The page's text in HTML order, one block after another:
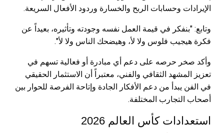
الإيرادات وحسابات الربح والخسارة وردود الأفعال السريعة.
وتابع: "بنفكر في قيمة العمل نفسه وجودته وتأثيره، بعيداً عن
فكرة هيجيب فلوس ولا لأ، وهيضحك الناس ولا لأ".
وأكد صخر حرصه على دعم أي مبادرة أو فعالية تسهم في
تعزيز المشهد الثقافي والفني، معتبراً أن الاستثمار الحقيقي
في الفن يبدأ من دعم الأفكار الجادة وإتاحة الفرصة للحوار بين
أصحاب التجارب المختلفة.
استعدادات كأس العالم 2026